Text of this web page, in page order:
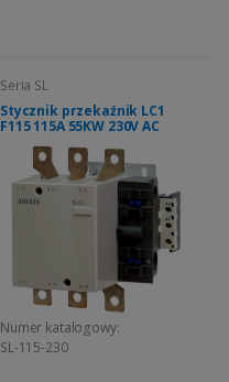
Seria SL
Stycznik przekaźnik LC1
F115 115A 55KW 230V AC
Numer katalogowy:
SL-115-230